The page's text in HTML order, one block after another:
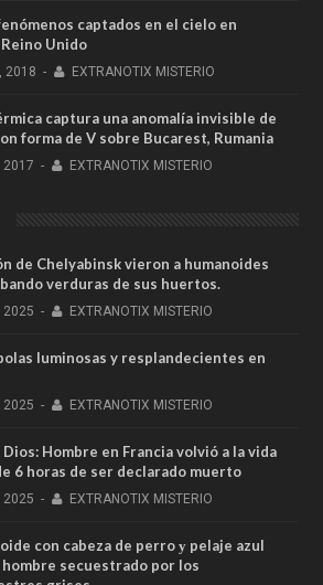
captados en el cielo en
Unido
2018 - EXTRANOTIX MISTERIO
captura una anomalía invisible de
forma de V sobre Bucarest, Rumania
2017 - EXTRANOTIX MISTERIO
de Chelyabinsk vieron a humanoides
verduras de sus huertos.
2025 - EXTRANOTIX MISTERIO
luminosas y resplandecientes en
2025 - EXTRANOTIX MISTERIO
Hombre en Francia volvió a la vida
6 horas de ser declarado muerto
2025 - EXTRANOTIX MISTERIO
con cabeza de perro у pelaje azul
hombre secuestrado por los